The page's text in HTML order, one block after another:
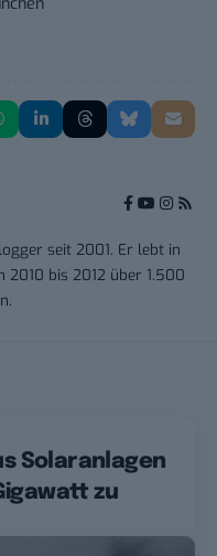
seit 2001. Er lebt in
2010 bis 2012 über 1.500
Solaranlagen
zu